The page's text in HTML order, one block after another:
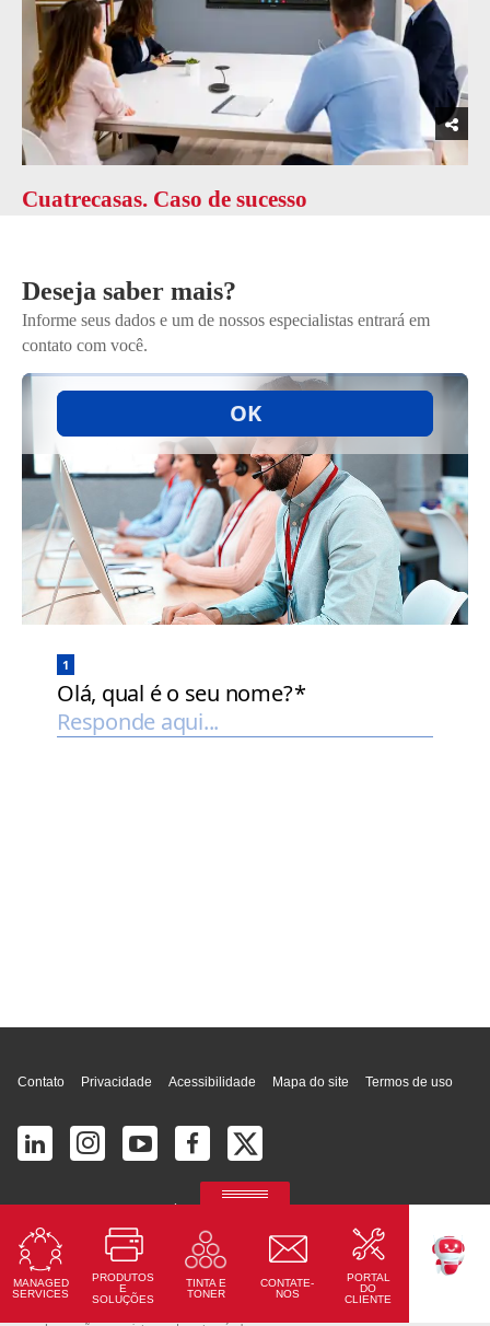
Cuatrecasas. Caso de sucesso
Deseja saber mais?
Informe seus dados e um de nossos especialistas entrará em
contato com você.
MANAGED
SERVICES
PRODUTOS
E
SOLUÇÕES
TINTA E
TONER
CONTATE-
NOS
PORTAL
DO
CLIENTE
Contato Privacidade Acessibilidade Mapa do site Termos de uso
© 2026 Ricoh América Latina, Inc. Todos os direitos reservados.